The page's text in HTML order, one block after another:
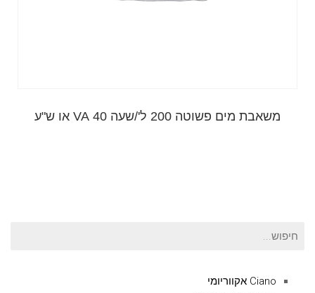
משאבת מים פשוטה 200 ל'/שעה 40 VA או ש"ע
חיפוש
Ciano אקווריומי